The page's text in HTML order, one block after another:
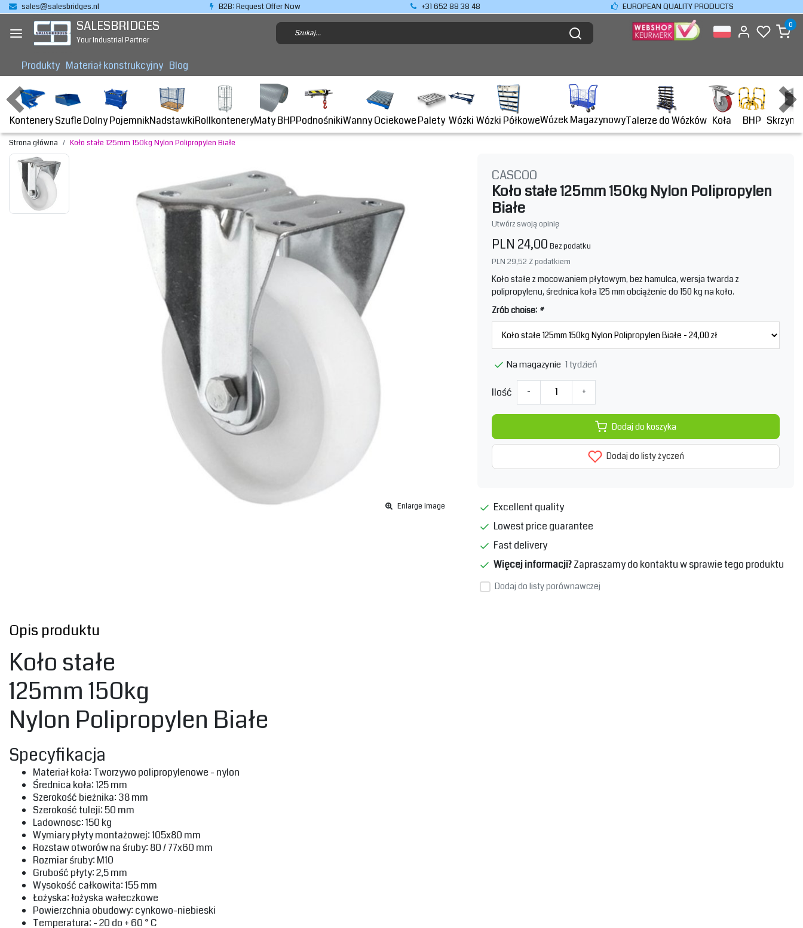
sales@salesbridges.nl B2B: Request Offer Now +31 652 88 38 48 EUROPEAN QUALITY PRODUCTS
SALESBRIDGES
Your Industrial Partner
0
Produkty Materiał konstrukcyjny Blog
KontenerySzufleDolny PojemnikNadstawkiRollkonteneryMaty BHPPodnośnikiWanny OciekowePalety Wózki Wózki PółkoweWózek MagazynowyTalerze do Wózków Koła BHP
Strona główna Koło stałe 125mm 150kg Nylon Polipropylen Białe
Enlarge image
CASCOO
Koło stałe 125mm 150kg Nylon Polipropylen
Białe
Utwórz swoją opinię
PLN 24,00 Bez podatku
PLN 29,52 Z podatkiem
Koło stałe z mocowaniem płytowym, bez hamulca, wersja twarda z
polipropylenu, średnica koła 125 mm obciążenie do 150 kg na koło.
Zrób choise: *
Na magazynie 1 tydzień
Ilość - +
Dodaj do koszyka
Dodaj do listy życzeń
Excellent quality
Lowest price guarantee
Fast delivery
Więcej informacji?Zapraszamy do kontaktu w sprawie tego produktu
Dodaj do listy porównawczej
Opis produktu
‎Koło stałe‎
125mm 150kg
‎Nylon Polipropylen Białe
‎Specyfikacja‎
‎Materiał koła: Tworzywo polipropylenowe - nylon‎
‎Średnica koła: 125 mm‎
‎Szerokość bieżnika: 38 mm‎
‎Szerokość tuleji: 50 mm‎
‎Ladownosc: 150 kg‎
‎Wymiary płyty montażowej: 105x80 mm‎
‎Rozstaw otworów na śruby: 80 / 77x60 mm‎
‎Rozmiar śruby: M10‎
‎Grubość płyty: 2,5 mm‎
‎Wysokość całkowita: 155 mm‎
‎Łożyska: łożyska wałeczkowe‎
‎Powierzchnia obudowy: cynkowo-niebieski‎
‎Temperatura: - 20 do + 60 ° C‎